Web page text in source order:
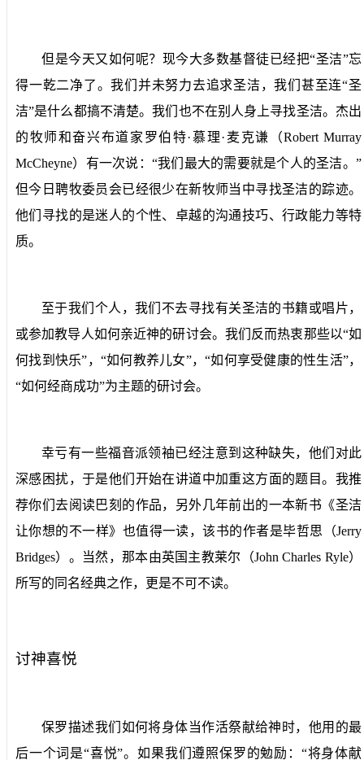
但是今天又如何呢？现今大多数基督徒已经把“圣洁”忘
得一乾二净了。我们并未努力去追求圣洁，我们甚至连“圣
洁”是什么都搞不清楚。我们也不在别人身上寻找圣洁。杰出
的牧师和奋兴布道家罗伯特·慕理·麦克谦（Robert Murray
McCheyne）有一次说：“我们最大的需要就是个人的圣洁。”
但今日聘牧委员会已经很少在新牧师当中寻找圣洁的踪迹。
他们寻找的是迷人的个性、卓越的沟通技巧、行政能力等特
质。
至于我们个人，我们不去寻找有关圣洁的书籍或唱片，
或参加教导人如何亲近神的研讨会。我们反而热衷那些以“如
何找到快乐”，“如何教养儿女”，“如何享受健康的性生活”，
“如何经商成功”为主题的研讨会。
幸亏有一些福音派领袖已经注意到这种缺失，他们对此
深感困扰，于是他们开始在讲道中加重这方面的题目。我推
荐你们去阅读巴刻的作品，另外几年前出的一本新书《圣洁
让你想的不一样》也值得一读，该书的作者是毕哲思（Jerry
Bridges）。当然，那本由英国主教莱尔（John Charles Ryle）
所写的同名经典之作，更是不可不读。
讨神喜悦
保罗描述我们如何将身体当作活祭献给神时，他用的最
后一个词是“喜悦”。如果我们遵照保罗的勉励：“将身体献